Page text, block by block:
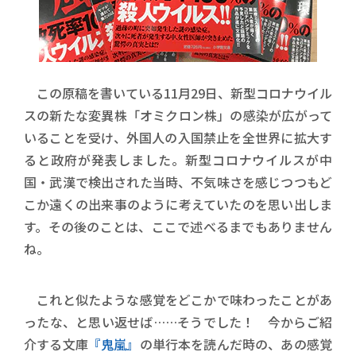
この原稿を書いている11月29日、新型コロナウイル
スの新たな変異株「オミクロン株」の感染が広がって
いることを受け、外国人の入国禁止を全世界に拡大す
ると政府が発表しました。新型コロナウイルスが中
国・武漢で検出された当時、不気味さを感じつつもど
こか遠くの出来事のように考えていたのを思い出しま
す。その後のことは、ここで述べるまでもありません
ね。
これと似たような感覚をどこかで味わったことがあ
ったな、と思い返せば……そうでした！ 今からご紹
介する文庫『鬼嵐』 の単行本を読んだ時の、あの感覚